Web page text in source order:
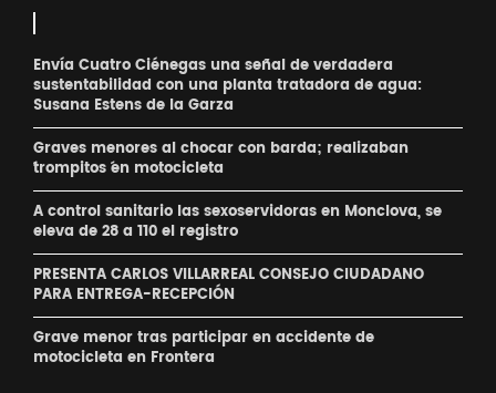
Envía Cuatro Ciénegas una señal de verdadera
sustentabilidad con una planta tratadora de agua:
Susana Estens de la Garza
Graves menores al chocar con barda; realizaban
´trompitos ´en motocicleta
A control sanitario las sexoservidoras en Monclova, se
eleva de 28 a 110 el registro
PRESENTA CARLOS VILLARREAL CONSEJO CIUDADANO
PARA ENTREGA-RECEPCIÓN
Grave menor tras participar en accidente de
motocicleta en Frontera